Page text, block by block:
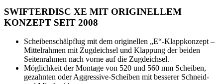
SWIFTERDISC XE MIT ORIGINELLEM
KONZEPT SEIT 2008
Scheibenschälpflug mit dem originellen „E“-Klappkonzept –
Mittelrahmen mit Zugdeichsel und Klappung der beiden
Seitenrahmen nach vorne auf die Zugdeichsel.
Möglichkeit der Montage von 520 und 560 mm Scheiben,
gezahnten oder Aggressive-Scheiben mit besserer Schneid-